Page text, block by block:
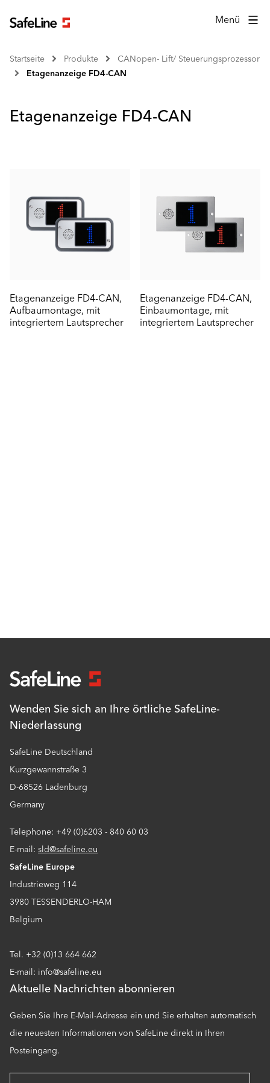
Menü
Startseite Produkte
CANopen- Lift/ Steuerungsprozessor
Etagenanzeige FD4-CAN
Etagenanzeige FD4-CAN
Etagenanzeige FD4-CAN,
Aufbaumontage, mit
integriertem Lautsprecher
Etagenanzeige FD4-CAN,
Einbaumontage, mit
integriertem Lautsprecher
Wenden Sie sich an Ihre örtliche SafeLine-
Niederlassung
SafeLine Deutschland
Kurzgewannstraße 3
D-68526 Ladenburg
Germany
Telephone: +49 (0)6203 - 840 60 03
E-mail: sld@safeline.eu
SafeLine Europe
Industrieweg 114
3980 TESSENDERLO-HAM
Belgium
Tel. +32 (0)13 664 662
E-mail: info@safeline.eu
Aktuelle Nachrichten abonnieren
Geben Sie Ihre E-Mail-Adresse ein und Sie erhalten automatisch
die neuesten Informationen von SafeLine direkt in Ihren
Posteingang.